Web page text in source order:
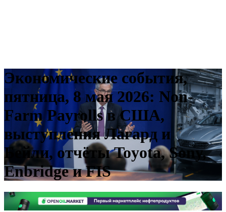
Экономические события,
пятница, 8 мая 2026: Non-
Farm Payrolls в США,
выступления Лагард и
Бейли, отчёты Toyota, Sony,
Enbridge и FIS